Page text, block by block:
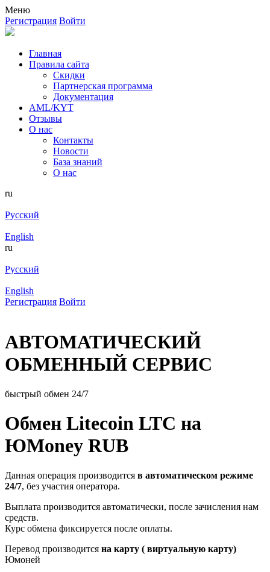
Меню
Регистрация Войти
Главная
Правила сайта
Скидки
Партнерская программа
Документация
AML/KYT
Отзывы
О нас
Контакты
Новости
База знаний
О нас
ru
Русский
English
ru
Русский
English
Регистрация Войти
АВТОМАТИЧЕСКИЙ
ОБМЕННЫЙ СЕРВИС
быстрый обмен 24/7
Обмен Litecoin LTC на
ЮMoney RUB
Данная операция производится в автоматическом режиме
24/7, без участия оператора.
Выплата производится автоматически, после зачисления нам
средств.
Курс обмена фиксируется после оплаты.
Перевод производится на карту ( виртуальную карту)
Юмоней